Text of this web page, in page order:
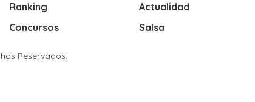
Ranking
Concursos
Actualidad
Salsa
Reservados.